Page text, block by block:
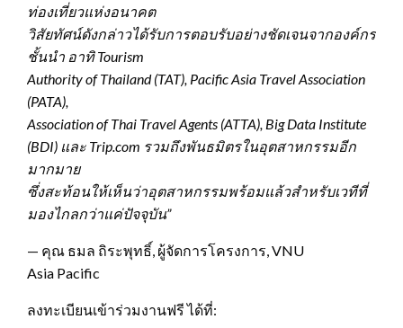
ท่องเที่ยวแห่งอนาคต
วิสัยทัศน์ดังกล่าวได้รับการตอบรับอย่างชัดเจนจากองค์กร
ชั้นนำ อาทิ Tourism
Authority of Thailand (TAT), Pacific Asia Travel Association
(PATA),
Association of Thai Travel Agents (ATTA), Big Data Institute
(BDI) และ Trip.com รวมถึงพันธมิตรในอุตสาหกรรมอีก
มากมาย
ซึ่งสะท้อนให้เห็นว่าอุตสาหกรรมพร้อมแล้วสำหรับเวทีที่
มองไกลกว่าแค่ปัจจุบัน”
— คุณ ธมล ถิระพุทธิ์, ผู้จัดการโครงการ, VNU
Asia Pacific
ลงทะเบียนเข้าร่วมงานฟรี ได้ที่: